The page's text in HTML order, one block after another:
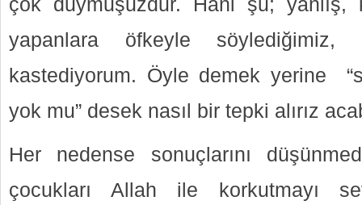
çok duymuşuzdur. Hani şu;
yapanlara öfkeyle söylediğimiz,
kastediyorum. Öyle demek yerine
yok mu” desek nasıl bir tepki alırız
Her nedense sonuçlarını
çocukları Allah ile korkutmayı